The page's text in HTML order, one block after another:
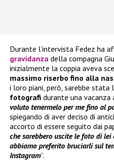
Durante l’intervista Fedez ha
gravidanza della compagna
inizialmente la coppia aveva
massimo riserbo fino alla
i loro piani, però, sarebbe stata
fotografi durante una vacanza
voluto tenermelo per me fino al
spiegando di aver deciso di
accorto di essere seguito dai
che sarebbero uscite le foto di
abbiamo preferito bruciarli sul
Instagram”.